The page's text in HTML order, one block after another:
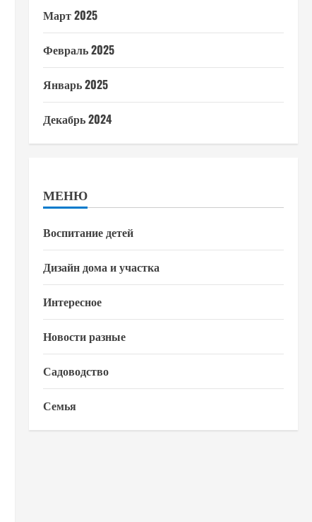
Март 2025
Февраль 2025
Январь 2025
Декабрь 2024
МЕНЮ
Воспитание детей
Дизайн дома и участка
Интересное
Новости разные
Садоводство
Семья